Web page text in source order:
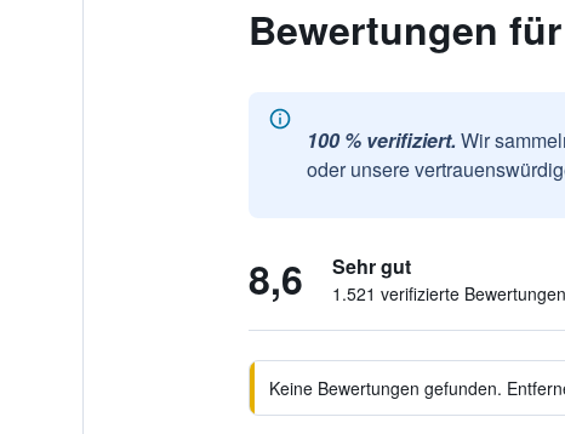
Bewertungen
100 % verifiziert. Wir
oder unsere
8,6 Sehr gut
1.521 verifizierte Bewertungen
Keine Bewertungen gefunden.